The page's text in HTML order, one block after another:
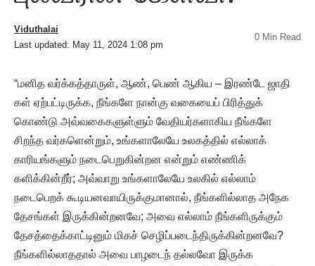
Last updated: May 11, 2024 1:08 pm
Viduthalai
0 Min Read
“மனித வர்க்கத்தாருள், ஆண், பெண் ஆகிய – இரண்டே ஜாதி
கள் ஏற்பட்டிருக்க, நீங்களே நான்கு வகையைப் பிரித்துக்
கொண்டு அவ்வகைகளுள்ளும் வேதியர்களாகிய நீங்களே
சிறந்த வர்களென்றும், உங்களாலேயே உலகத்தில் எல்லாக்
காரியங்களும் நடைபெறுகின்றன என்றும் எண்ணிக்
களிக்கின்றீர்; அவ்வாறு உங்களாலேயே உலகில் எல்லாம்
நடைபெறக் கூடியனவாயிருக்குமானால், நீங்களில்லாத அநேக
தேசங்கள் இருக்கின்றனவே; அவை எல்லாம் நீங்களிருக்கும்
தேசத்தைக்காட்டினும் மிகச் செழிப்படைந்திருக்கின்றனவே?
நீங்களில்லாததால் அவை பாழடைந் தல்லவோ இருக்க